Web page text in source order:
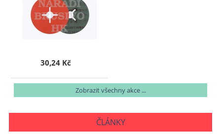
30,24 Kč
Zobrazit všechny akce ...
ČLÁNKY